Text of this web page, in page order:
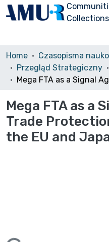
Collections
Home
Przegląd Strategiczny
Mega FTA as a
Trade
the EU and